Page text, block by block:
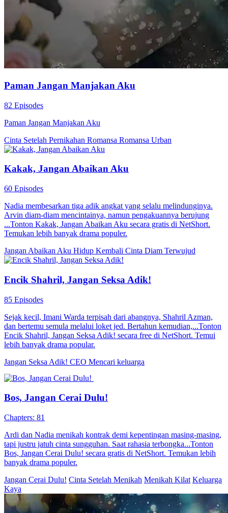
Paman Jangan Manjakan Aku
82 Episodes
Paman Jangan Manjakan Aku
Cinta Setelah Pernikahan Romansa Romansa Urban
Kakak, Jangan Abaikan Aku
60 Episodes
Nadia membesarkan tiga adik angkat yang selalu melindunginya.
Arvin diam-diam mencintainya, namun pengakuannya berujung
...Tonton Kakak, Jangan Abaikan Aku secara gratis di NetShort.
Temukan lebih banyak drama populer.
Jangan Abaikan Aku Hidup Kembali Cinta Diam Terwujud
Encik Shahril, Jangan Seksa Adik!
85 Episodes
Sejak kecil, Imani Warda terpisah dari abangnya, Shahril Azman,
dan bertemu semula melalui loket jed. Bertahun kemudian,...Tonton
Encik Shahril, Jangan Seksa Adik! secara free di NetShort. Temui
lebih banyak drama popular.
Jangan Seksa Adik! CEO Mencari keluarga
Bos, Jangan Cerai Dulu!
Chapters: 81
Ardi dan Nadia menikah kontrak demi kepentingan masing-masing,
tapi justru jatuh cinta sungguhan. Saat rahasia terbongka...Tonton
Bos, Jangan Cerai Dulu! secara gratis di NetShort. Temukan lebih
banyak drama populer.
Jangan Cerai Dulu! Cinta Setelah Menikah Menikah Kilat Keluarga
Kaya